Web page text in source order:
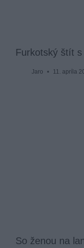
Furkotský štít
Jaro 11. apríla
So ženou na